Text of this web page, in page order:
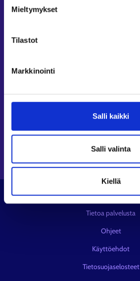
Mieltymykset
Tilastot
Markkinointi
Salli kaikki
Salli valinta
Kiellä
Osaamispolku⁠
Seuraa meitä
LinkedIn⁠
Youtube⁠
© KEHA-keskus
Tietoa palvelusta
Ohjeet
Käyttöehdot
Tietosuojaselosteet